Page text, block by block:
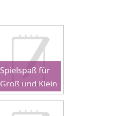
Spielspaß für
Groß und Klein